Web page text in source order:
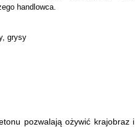
handlowca.
grysy
pozwalają ożywić krajobraz i